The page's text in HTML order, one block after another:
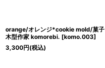
orange/オレンジ*cookie mold/菓子
木型作家 komorebi. [komo.003]
3,300円(税込)